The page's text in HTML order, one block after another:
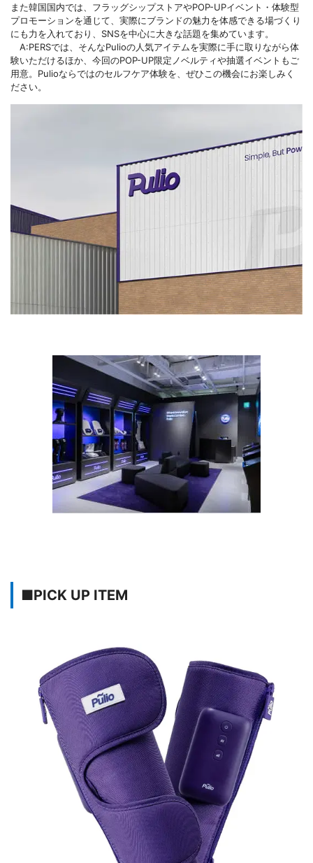
また韓国国内では、フラッグシップストアやPOP-UPイベント・体験型
プロモーションを通じて、実際にブランドの魅力を体感できる場づくり
にも力を入れており、SNSを中心に大きな話題を集めています。
A:PERSでは、そんなPulioの人気アイテムを実際に手に取りながら体
験いただけるほか、今回のPOP-UP限定ノベルティや抽選イベントもご
用意。Pulioならではのセルフケア体験を、ぜひこの機会にお楽しみく
ださい。
■PICK UP ITEM